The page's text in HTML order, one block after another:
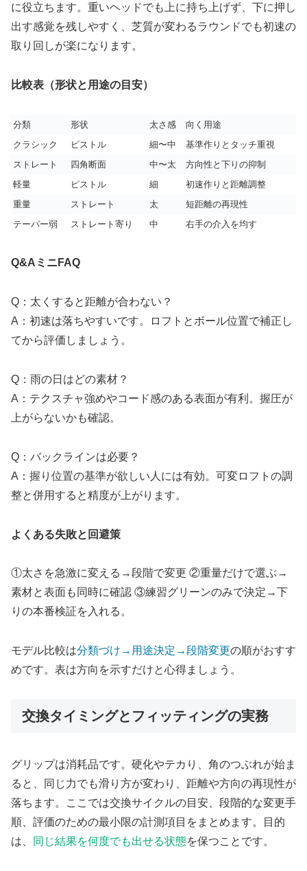
に役立ちます。重いヘッドでも上に持ち上げず、下に押し
出す感覚を残しやすく、芝質が変わるラウンドでも初速の
取り回しが楽になります。
比較表（形状と用途の目安）
分類 形状 太さ感
向く用途
クラシック
ピストル 細〜中
基準作りとタッチ重視
ストレート
四角断面 中〜太
方向性と下りの抑制
軽量
ピストル 細
初速作りと距離調整
重量
ストレート 太
短距離の再現性
テーパー弱
ストレート寄り 中 右手の介入を均す
Q&AミニFAQ
Q：太くすると距離が合わない？
A：初速は落ちやすいです。ロフトとボール位置で補正し
てから評価しましょう。
Q：雨の日はどの素材？
A：テクスチャ強めやコード感のある表面が有利。握圧が
上がらないかも確認。
Q：バックラインは必要？
A：握り位置の基準が欲しい人には有効。可変ロフトの調
整と併用すると精度が上がります。
よくある失敗と回避策
①太さを急激に変える→段階で変更 ②重量だけで選ぶ→
素材と表面も同時に確認 ③練習グリーンのみで決定→下
りの本番検証を入れる。
モデル比較は分類づけ→用途決定→段階変更の順がおすす
めです。表は方向を示すだけと心得ましょう。
交換タイミングとフィッティングの実務
グリップは消耗品です。硬化やテカり、角のつぶれが始ま
ると、同じ力でも滑り方が変わり、距離や方向の再現性が
落ちます。ここでは交換サイクルの目安、段階的な変更手
順、評価のための最小限の計測項目をまとめます。目的
は、
同じ結果を何度でも出せる状態を保つことです。